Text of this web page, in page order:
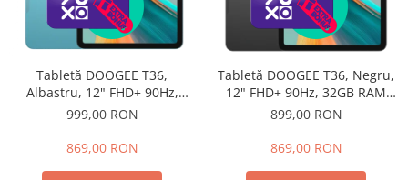
Tabletă DOOGEE T36,
Albastru, 12" FHD+ 90Hz,
32GB RAM (8GB + 24GB
15, 8800mAh, Dual SIM
999,00 RON
869,00 RON
Tabletă DOOGEE T36, Negru,
12" FHD+ 90Hz, 32GB RAM
(8GB + 24GB extensibili),
Dual SIM
899,00 RON
869,00 RON